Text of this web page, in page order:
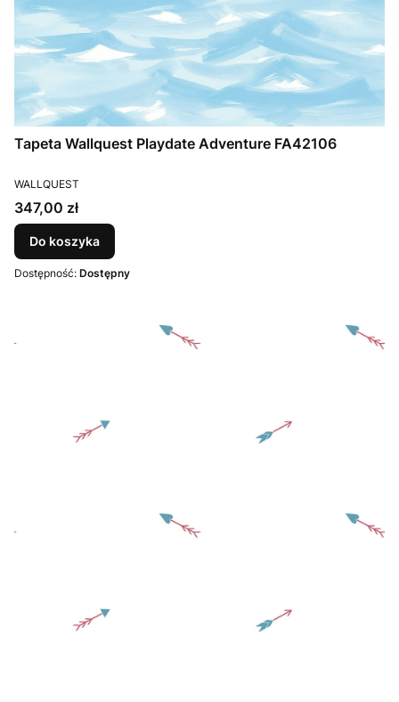
Tapeta Wallquest Playdate Adventure FA42106
PRODUCENT
WALLQUEST
Cena
347,00 zł
Do koszyka
Dostępność: Dostępny